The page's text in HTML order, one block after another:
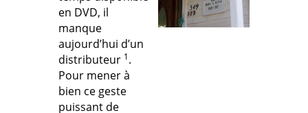
en DVD, il
manque
aujourd’hui d’un
distributeur 1.
Pour mener à
bien ce geste
puissant de